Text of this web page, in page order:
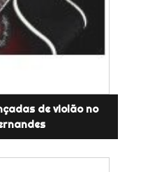
de violão no